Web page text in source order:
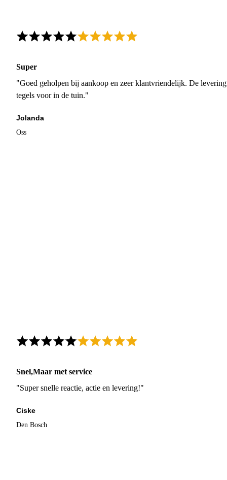
Super
"Goed geholpen bij aankoop en zeer klantvriendelijk. De
tegels voor in de tuin."
Jolanda
Oss
Snel,Maar met service
"Super snelle reactie, actie en levering!"
Ciske
Den Bosch